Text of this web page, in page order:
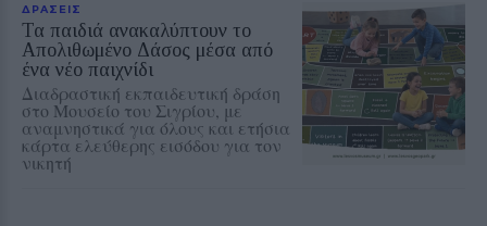
ΔΡΑΣΕΙΣ
Τα παιδιά ανακαλύπτουν το
Απολιθωμένο Δάσος μέσα από
ένα νέο παιχνίδι
Διαδραστική εκπαιδευτική δράση
στο Μουσείο του Σιγρίου, με
αναμνηστικά για όλους και ετήσια
κάρτα ελεύθερης εισόδου για τον
νικητή